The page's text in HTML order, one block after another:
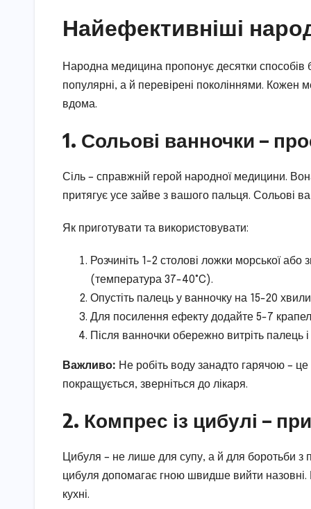
Найефективніші
Народна медицина пропонує десятки способів
популярні, а й перевірені поколіннями. Кожен
вдома.
1. Сольові ванночки –
Сіль – справжній герой народної медицини.
притягує усе зайве з вашого пальця. Сольові
Як приготувати та використовувати:
Розчиніть 1-2 столові ложки морської або
(температура 37-40°C).
Опустіть палець у ванночку на 15-20
Для посилення ефекту додайте 5-7
Після ванночки обережно витріть палець
Важливо: Не робіть воду занадто гарячою –
покращується, зверніться до лікаря.
2. Компрес із цибулі –
Цибуля – не лише для супу, а й для боротьби з
цибуля допомагає гною швидше вийти
кухні.